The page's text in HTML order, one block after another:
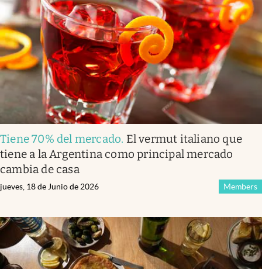
Infotechnology
Clase
Clima
Mundial 2026
Eventos Corporativos
El Cronista Studio
Mediakit
abre en nueva pestaña
Argentina
Tiene 70% del mercado. El vermut italiano que
tiene a la Argentina como principal mercado
cambia de casa
Members
jueves, 18 de Junio de 2026